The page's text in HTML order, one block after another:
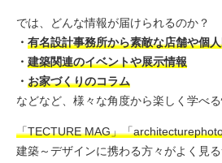
では、どんな情報が届けられるのか？
・ 有名設計事務所から素敵な店舗や個
・ 建築関連のイベントや展示情報
・ お家づくりのコラム
などなど、様々な角度から楽しく学べ
「TECTURE MAG」「
建築～デザインに携わる方々がよく見